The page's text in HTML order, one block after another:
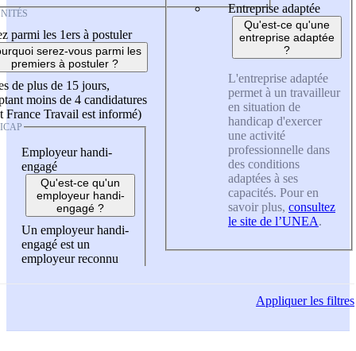
parmi les 1ers à postuler
serez-vous parmi les
premiers à postuler ?
de plus de 15 jours,
moins de 4 candidatures
France Travail est informé)
Employeur handi-
engagé
Qu'est-ce qu'un
employeur handi-
engagé ?
Un employeur handi-
engagé est un
employeur reconnu
Entreprise adaptée
Qu'est-ce qu'une
entreprise adaptée
?
L'entreprise adaptée
permet à un travailleur
en situation de
handicap d'exercer
une activité
professionnelle dans
des conditions
adaptées à ses
capacités. Pour en
savoir plus, consultez
le site de l’UNEA.
Appliquerles filtres